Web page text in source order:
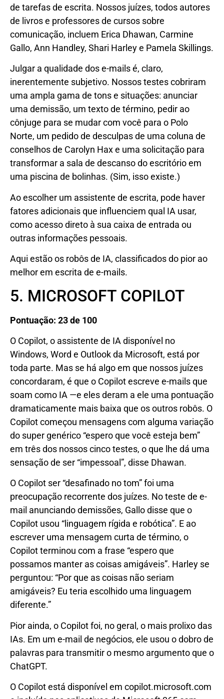
de tarefas de escrita. Nossos juízes, todos autores
de livros e professores de cursos sobre
comunicação, incluem Erica Dhawan, Carmine
Gallo, Ann Handley, Shari Harley e Pamela Skillings.
Julgar a qualidade dos e-mails é, claro,
inerentemente subjetivo. Nossos testes cobriram
uma ampla gama de tons e situações: anunciar
uma demissão, um texto de término, pedir ao
cônjuge para se mudar com você para o Polo
Norte, um pedido de desculpas de uma coluna de
conselhos de Carolyn Hax e uma solicitação para
transformar a sala de descanso do escritório em
uma piscina de bolinhas. (Sim, isso existe.)
Ao escolher um assistente de escrita, pode haver
fatores adicionais que influenciem qual IA usar,
como acesso direto à sua caixa de entrada ou
outras informações pessoais.
Aqui estão os robôs de IA, classificados do pior ao
melhor em escrita de e-mails.
5. MICROSOFT COPILOT
Pontuação: 23 de 100
O Copilot, o assistente de IA disponível no
Windows, Word e Outlook da Microsoft, está por
toda parte. Mas se há algo em que nossos juízes
concordaram, é que o Copilot escreve e-mails que
soam como IA —e eles deram a ele uma pontuação
dramaticamente mais baixa que os outros robôs. O
Copilot começou mensagens com alguma variação
do super genérico “espero que você esteja bem”
em três dos nossos cinco testes, o que lhe dá uma
sensação de ser “impessoal”, disse Dhawan.
O Copilot ser “desafinado no tom” foi uma
preocupação recorrente dos juízes. No teste de e-
mail anunciando demissões, Gallo disse que o
Copilot usou “linguagem rígida e robótica”. E ao
escrever uma mensagem curta de término, o
Copilot terminou com a frase “espero que
possamos manter as coisas amigáveis”. Harley se
perguntou: “Por que as coisas não seriam
amigáveis? Eu teria escolhido uma linguagem
diferente.”
Pior ainda, o Copilot foi, no geral, o mais prolixo das
IAs. Em um e-mail de negócios, ele usou o dobro de
palavras para transmitir o mesmo argumento que o
ChatGPT.
O Copilot está disponível em copilot.microsoft.com